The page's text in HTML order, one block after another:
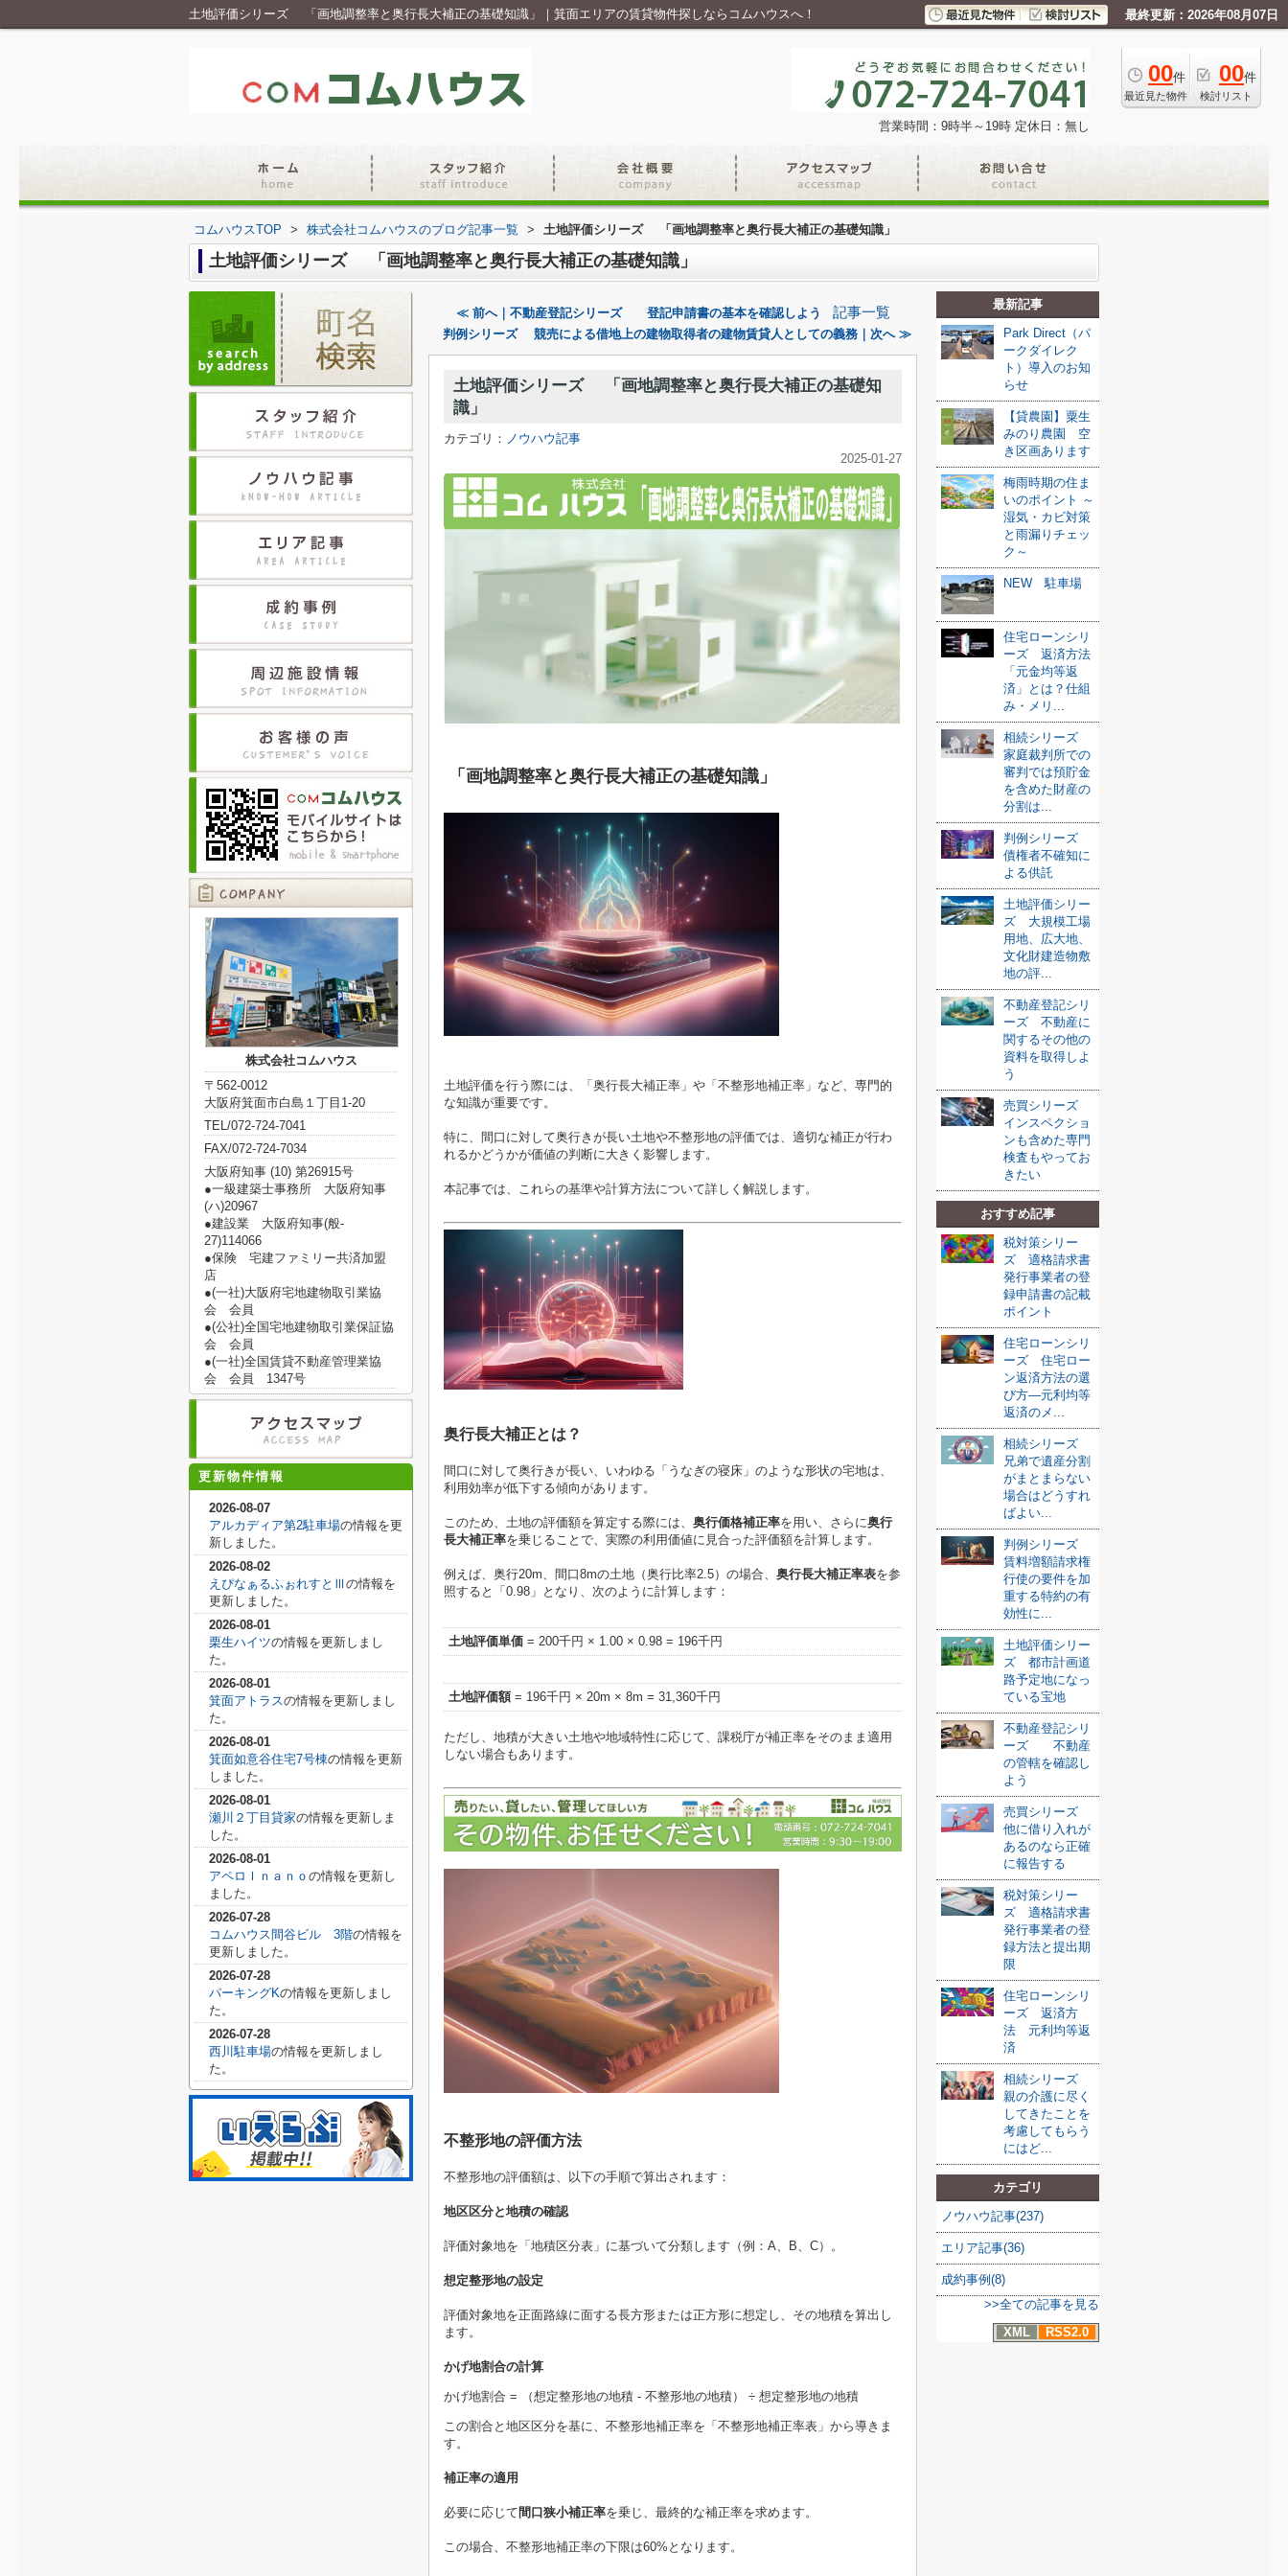
土地評価シリーズ 「画地調整率と奥行長大補正の基礎知識」｜箕面エリアの賃貸物件探しならコムハウスへ！ 最終更新：2026年08月07日
00件
最近見た物件
00件
検討リスト
営業時間：9時半～19時 定休日：無し
コムハウスTOP > 株式会社コムハウスのブログ記事一覧 > 土地評価シリーズ 「画地調整率と奥行長大補正の基礎知識」
土地評価シリーズ 「画地調整率と奥行長大補正の基礎知識」
≪ 前へ｜不動産登記シリーズ 登記申請書の基本を確認しよう 記事一覧
判例シリーズ 競売による借地上の建物取得者の建物賃貸人としての義務｜次へ ≫
土地評価シリーズ 「画地調整率と奥行長大補正の基礎知
識」
カテゴリ： ノウハウ記事
2025-01-27
「画地調整率と奥行長大補正の基礎知識」
土地評価を行う際には、「奥行長大補正率」や「不整形地補正率」など、専門的
な知識が重要です。
特に、間口に対して奥行きが長い土地や不整形地の評価では、適切な補正が行わ
れるかどうかが価値の判断に大きく影響します。
本記事では、これらの基準や計算方法について詳しく解説します。
奥行長大補正とは？
間口に対して奥行きが長い、いわゆる「うなぎの寝床」のような形状の宅地は、
利用効率が低下する傾向があります。
このため、土地の評価額を算定する際には、 奥行価格補正率を用い、さらに奥行
長大補正率を乗じることで、実際の利用価値に見合った評価額を計算します。
例えば、奥行20m、間口8mの土地（奥行比率2.5）の場合、 奥行長大補正率表を参
照すると「0.98」となり、次のように計算します：
土地評価単価 = 200千円 × 1.00 × 0.98 = 196千円
土地評価額= 196千円 × 20m × 8m = 31,360千円
ただし、地積が大きい土地や地域特性に応じて、課税庁が補正率をそのまま適用
しない場合もあります。
不整形地の評価方法
不整形地の評価額は、以下の手順で算出されます：
地区区分と地積の確認
評価対象地を「地積区分表」に基づいて分類します（例：A、B、C）。
想定整形地の設定
評価対象地を正面路線に面する長方形または正方形に想定し、その地積を算出し
ます。
かげ地割合の計算
この割合と地区区分を基に、不整形地補正率を「不整形地補正率表」から導きま
す。
補正率の適用
必要に応じて 間口狭小補正率を乗じ、最終的な補正率を求めます。
この場合、不整形地補正率の下限は60%となります。
最新記事
Park Direct（パ
ークダイレク
ト）導入のお知
らせ
【貸農園】粟生
みのり農園 空
き区画あります
梅雨時期の住ま
いのポイント ～
湿気・カビ対策
と雨漏りチェッ
ク～
NEW 駐車場
住宅ローンシリ
ーズ 返済方法
「元金均等返
済」とは？仕組
み・メリ...
相続シリーズ
家庭裁判所での
審判では預貯金
を含めた財産の
分割は...
判例シリーズ
債権者不確知に
よる供託
土地評価シリー
ズ 大規模工場
用地、広大地、
文化財建造物敷
地の評...
不動産登記シリ
ーズ 不動産に
関するその他の
資料を取得しよ
う
売買シリーズ
インスペクショ
ンも含めた専門
検査もやってお
きたい
おすすめ記事
税対策シリー
ズ 適格請求書
発行事業者の登
録申請書の記載
ポイント
住宅ローンシリ
ーズ 住宅ロー
ン返済方法の選
び方—元利均等
返済のメ...
相続シリーズ
兄弟で遺産分割
がまとまらない
場合はどうすれ
ばよい...
判例シリーズ
賃料増額請求権
行使の要件を加
重する特約の有
効性に...
土地評価シリー
ズ 都市計画道
路予定地になっ
ている宝地
不動産登記シリ
ーズ 不動産
の管轄を確認し
よう
売買シリーズ
他に借り入れが
あるのなら正確
に報告する
税対策シリー
ズ 適格請求書
発行事業者の登
録方法と提出期
限
住宅ローンシリ
ーズ 返済方
法 元利均等返
済
相続シリーズ
親の介護に尽く
してきたことを
考慮してもらう
にはど...
カテゴリ
ノウハウ記事(237)
エリア記事(36)
成約事例(8)
>>全ての記事を見る
XML
RSS2.0
株式会社コムハウス
〒562-0012
大阪府箕面市白島１丁目1-20
TEL/072-724-7041
FAX/072-724-7034
大阪府知事 (10) 第26915号
●一級建築士事務所 大阪府知事
(ハ)20967
●建設業 大阪府知事(般‐
27)114066
●保険 宅建ファミリー共済加盟
店
●(一社)大阪府宅地建物取引業協
会 会員
●(公社)全国宅地建物取引業保証協
会 会員
●(一社)全国賃貸不動産管理業協
会 会員 1347号
更新物件情報
2026-08-07
アルカディア第2駐車場の情報を更
新しました。
2026-08-02
えぴなぁるふぉれすとⅢ の情報を
更新しました。
2026-08-01
栗生ハイツの情報を更新しまし
た。
2026-08-01
箕面アトラスの情報を更新しまし
た。
2026-08-01
箕面如意谷住宅7号棟の情報を更新
しました。
2026-08-01
瀬川２丁目貸家の情報を更新しま
した。
2026-08-01
アペロＩｎａｎｏ の情報を更新し
ました。
2026-07-28
コムハウス間谷ビル 3階の情報を
更新しました。
2026-07-28
パーキングKの情報を更新しまし
た。
2026-07-28
西川駐車場の情報を更新しまし
た。